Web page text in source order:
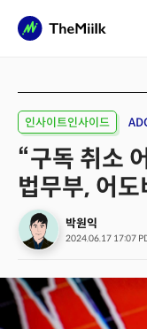
인사이트인사이드
“구독 취소
법무부, 어
박원익
2024.06.17 17:07